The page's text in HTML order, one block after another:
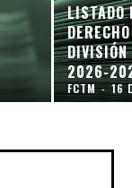
LISTADO
DIVISIÓN
2026-
FCTM - 16